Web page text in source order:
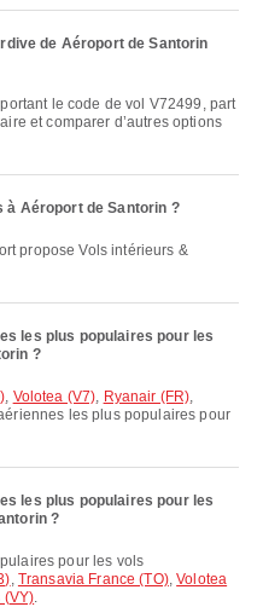
de Aéroport de Santorin
et comparer d’autres options
à Aéroport de Santorin ?
les plus populaires pour les
?
, Volotea (V7), Ryanair (FR),
les plus populaires pour
les plus populaires pour les
?
, Transavia France (TO),Volotea
(VY).